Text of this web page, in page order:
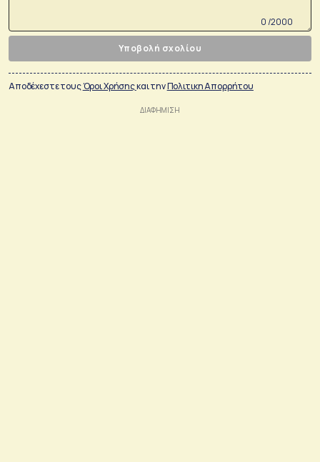
0 /2000
Υποβολή σχολίου
Αποδέχεστε τουςΌροι Χρήσηςκαι τηνΠολιτικη Απορρήτου